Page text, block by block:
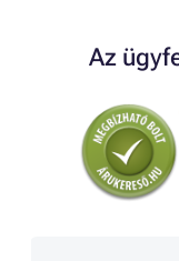
Az